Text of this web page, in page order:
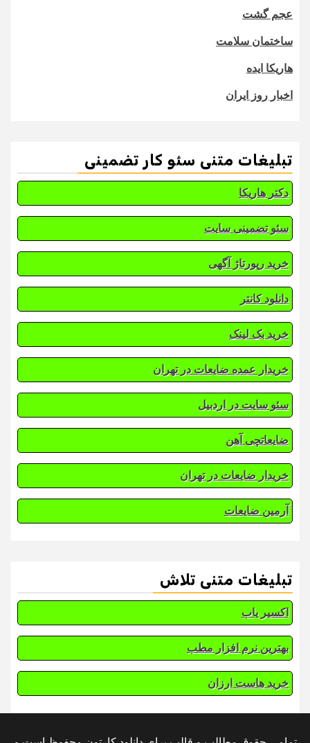
عجم گشت
ساختمان سلامت
هاریکا ایده
اخبار روز ایران
تبلیغات متنی سئو کار تضمینی
دکتر هاریکا
سئو تضمینی سایت
خرید رپورتاژ آگهی
دانلود کانتر
خرید بک لینک
خریدار عمده ضایعات در تهران
سئو سایت در اردبیل
ضایعاتچی آهن
خریدار ضایعات در تهران
آرمین ضایعات
تبلیغات متنی تلاش
اکسیر یاب
بهترین نرم افزار مطب
خرید هاست ارزان